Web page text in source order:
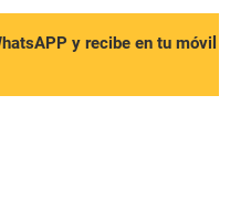
y recibe en tu móvil